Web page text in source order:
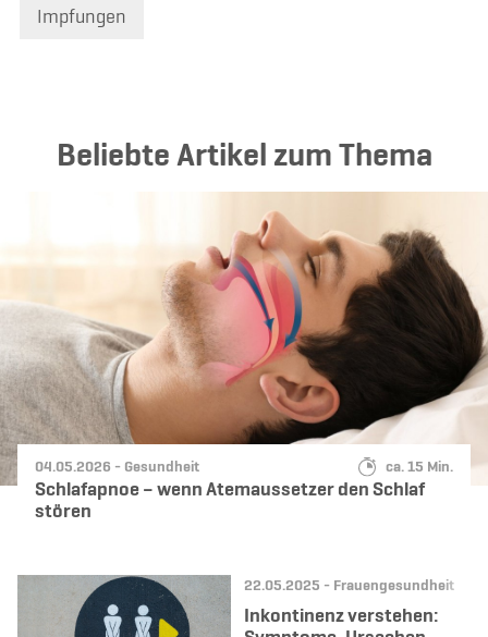
Impfungen
Beliebte Artikel zum Thema
Datum:
04.05.2026 - Kategorie:
Gesundheit Lesedauer:
ca. 15 Min.
Schlafapnoe – wenn Atemaussetzer den Schlaf
stören
Datum:
22.05.2025 - Kategorie:
Frauengesundheit
Inkontinenz verstehen: